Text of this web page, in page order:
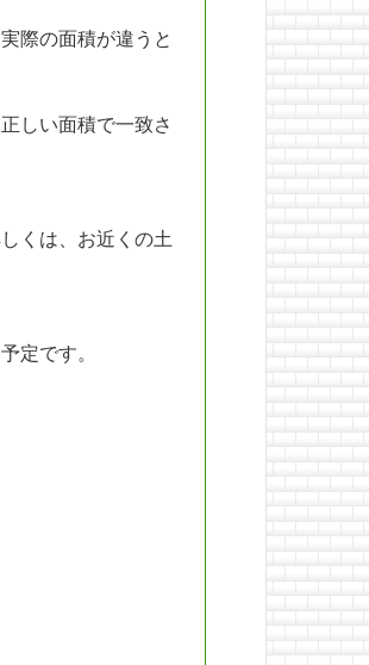
際の面積が違うと
しい面積で一致さ
くは、お近くの土
定です。